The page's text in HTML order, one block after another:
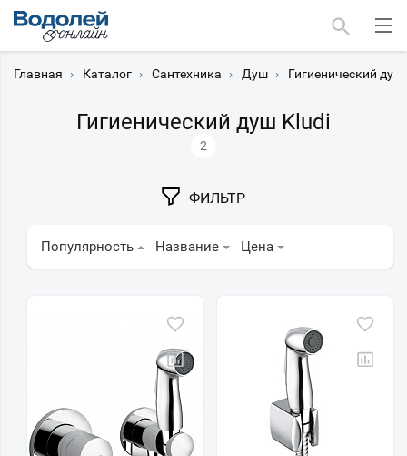
Главная › Каталог › Сантехника › Душ › Гигиенический душ
Гигиенический душ Kludi
2
ФИЛЬТР
Популярность Название Цена